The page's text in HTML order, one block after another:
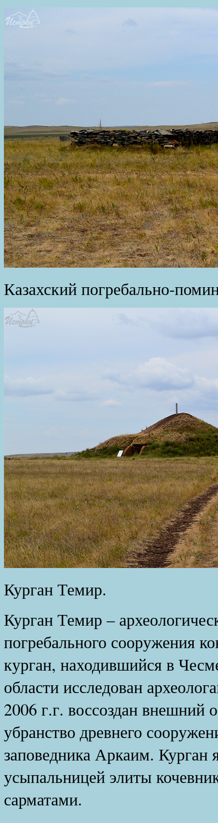
Казахский погребально-
Курган Темир.
Курган Темир –
погребального сооружения
курган, находившийся в
области исследован
2006 г.г. воссоздан внешний
убранство древнего
заповедника Аркаим. Курган
усыпальницей элиты
сарматами.